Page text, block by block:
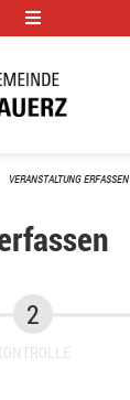
VERANSTALTUNG ERFASSEN